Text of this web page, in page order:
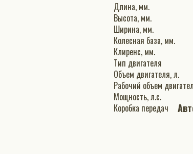
Длина, мм.
Высота, мм.
Ширина, мм.
Колесная база, мм.
Клиренс, мм.
Тип двигателя
Объем двигателя, л.
Мощность, л.с.
Коробка передач